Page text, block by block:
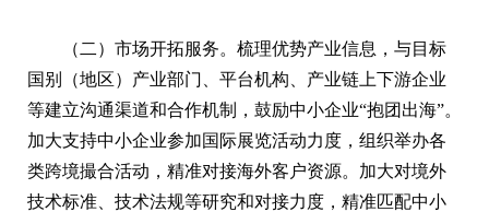
（二）市场开拓服务。梳理优势产业信息，与目标
国别（地区）产业部门、平台机构、产业链上下游企业
等建立沟通渠道和合作机制，鼓励中小企业“抱团出海”。
加大支持中小企业参加国际展览活动力度，组织举办各
类跨境撮合活动，精准对接海外客户资源。加大对境外
技术标准、技术法规等研究和对接力度，精准匹配中小